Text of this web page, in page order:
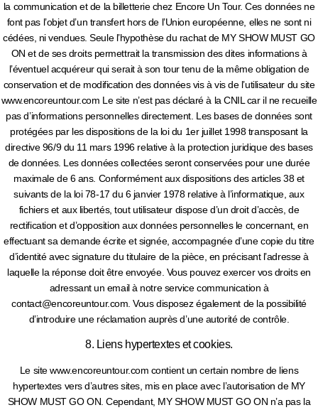
la communication et de la billetterie chez Encore Un Tour. Ces données ne
font pas l’objet d’un transfert hors de l’Union européenne, elles ne sont ni
cédées, ni vendues. Seule l’hypothèse du rachat de MY SHOW MUST GO
ON et de ses droits permettrait la transmission des dites informations à
l’éventuel acquéreur qui serait à son tour tenu de la même obligation de
conservation et de modification des données vis à vis de l’utilisateur du site
www.encoreuntour.com Le site n’est pas déclaré à la CNIL car il ne recueille
pas d’informations personnelles directement. Les bases de données sont
protégées par les dispositions de la loi du 1er juillet 1998 transposant la
directive 96/9 du 11 mars 1996 relative à la protection juridique des bases
de données. Les données collectées seront conservées pour une durée
maximale de 6 ans. Conformément aux dispositions des articles 38 et
suivants de la loi 78-17 du 6 janvier 1978 relative à l’informatique, aux
fichiers et aux libertés, tout utilisateur dispose d’un droit d’accès, de
rectification et d’opposition aux données personnelles le concernant, en
effectuant sa demande écrite et signée, accompagnée d’une copie du titre
d’identité avec signature du titulaire de la pièce, en précisant l’adresse à
laquelle la réponse doit être envoyée. Vous pouvez exercer vos droits en
adressant un email à notre service communication à
contact@encoreuntour.com. Vous disposez également de la possibilité
d’introduire une réclamation auprès d’une autorité de contrôle.
8. Liens hypertextes et cookies.
Le site www.encoreuntour.com contient un certain nombre de liens
hypertextes vers d’autres sites, mis en place avec l’autorisation de MY
SHOW MUST GO ON. Cependant, MY SHOW MUST GO ON n’a pas la